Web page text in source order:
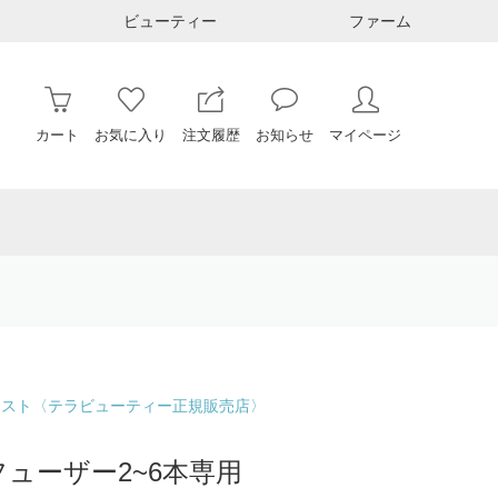
ビューティー ファーム
カート お気に入り 注文履歴 お知らせ マイページ
ト〈テラビューティー正規販売店〉
ーザー2~6本専用